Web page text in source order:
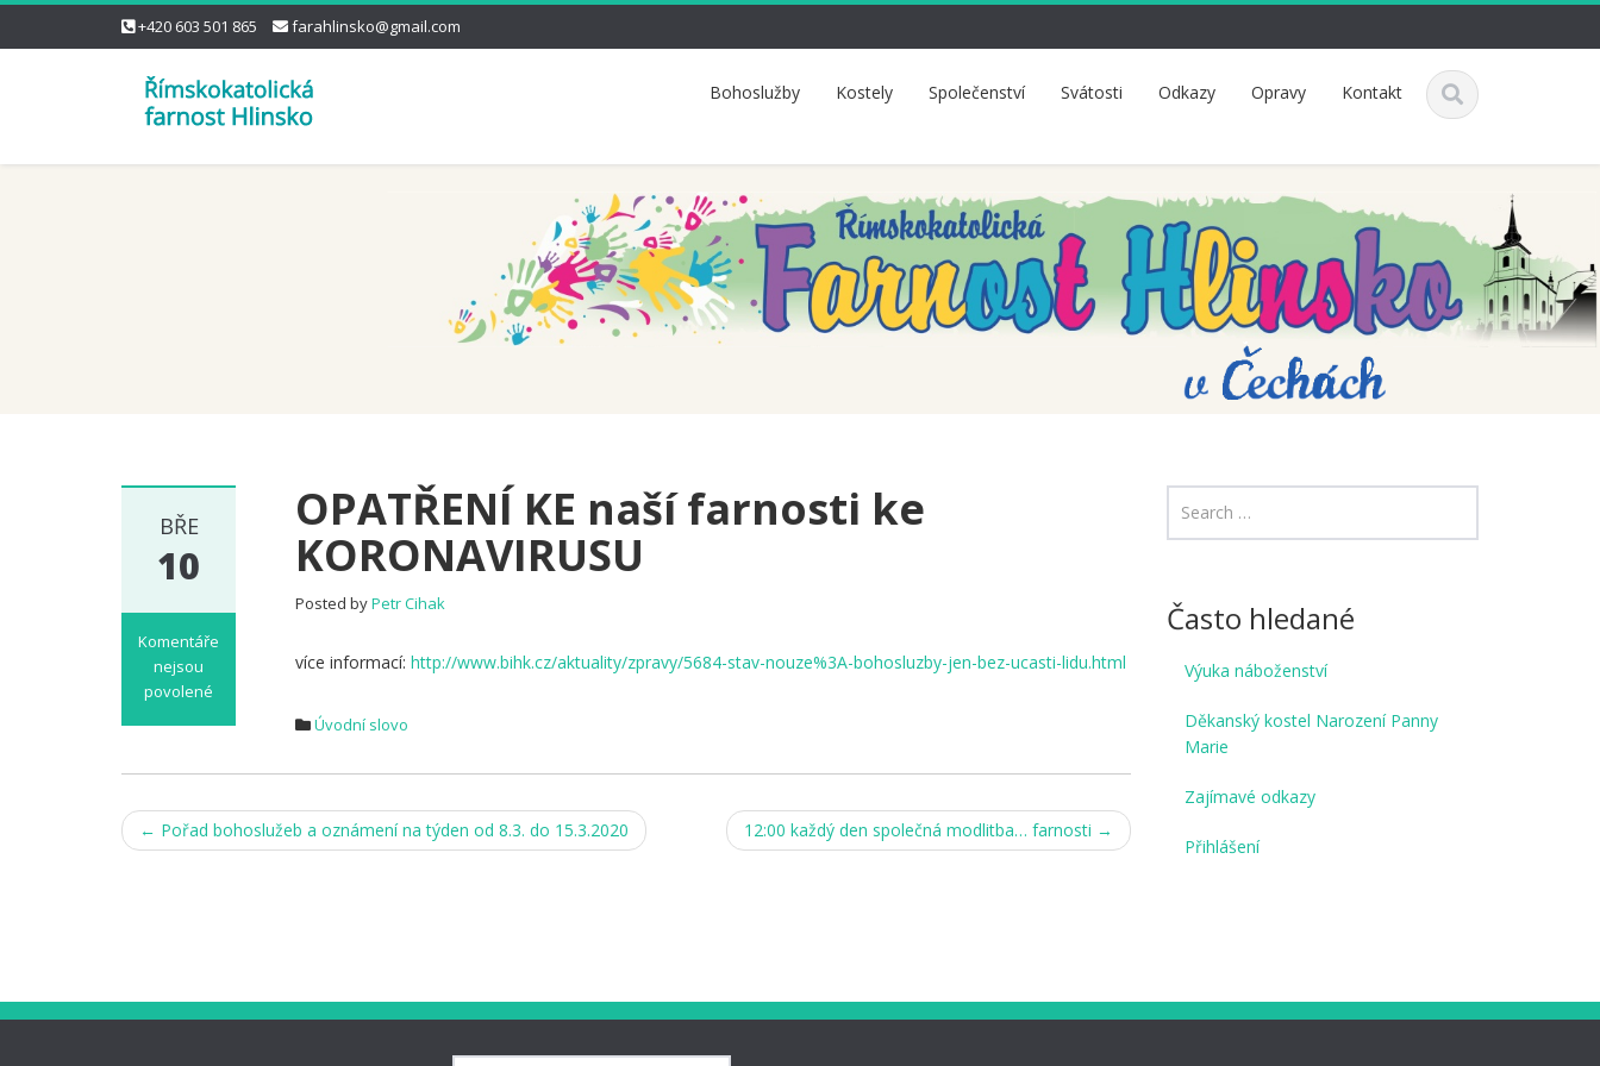
+420 603 501 865 farahlinsko@gmail.com
Bohoslužby Kostely Společenství Svátosti Odkazy Opravy Kontakt
BŘE
10
Komentáře
nejsou
povolené
OPATŘENÍ
KE
OPATŘENÍ KE naší farnosti ke
KORONAVIRUSU
Posted byPetr Cihak
více informací:http://www.bihk.cz/aktuality/zpravy/5684-stav-nouze%3A-bohosluzby-jen-bez-ucasti-lidu.html
Úvodní slovo
Post
← Pořad bohoslužeb a oznámení na týden od 8.3. do 15.3.2020 12:00 každý den společná modlitba… farnosti →
Často hledané
Výuka náboženství
Děkanský kostel Narození Panny
Marie
Zajímavé odkazy
Přihlášení